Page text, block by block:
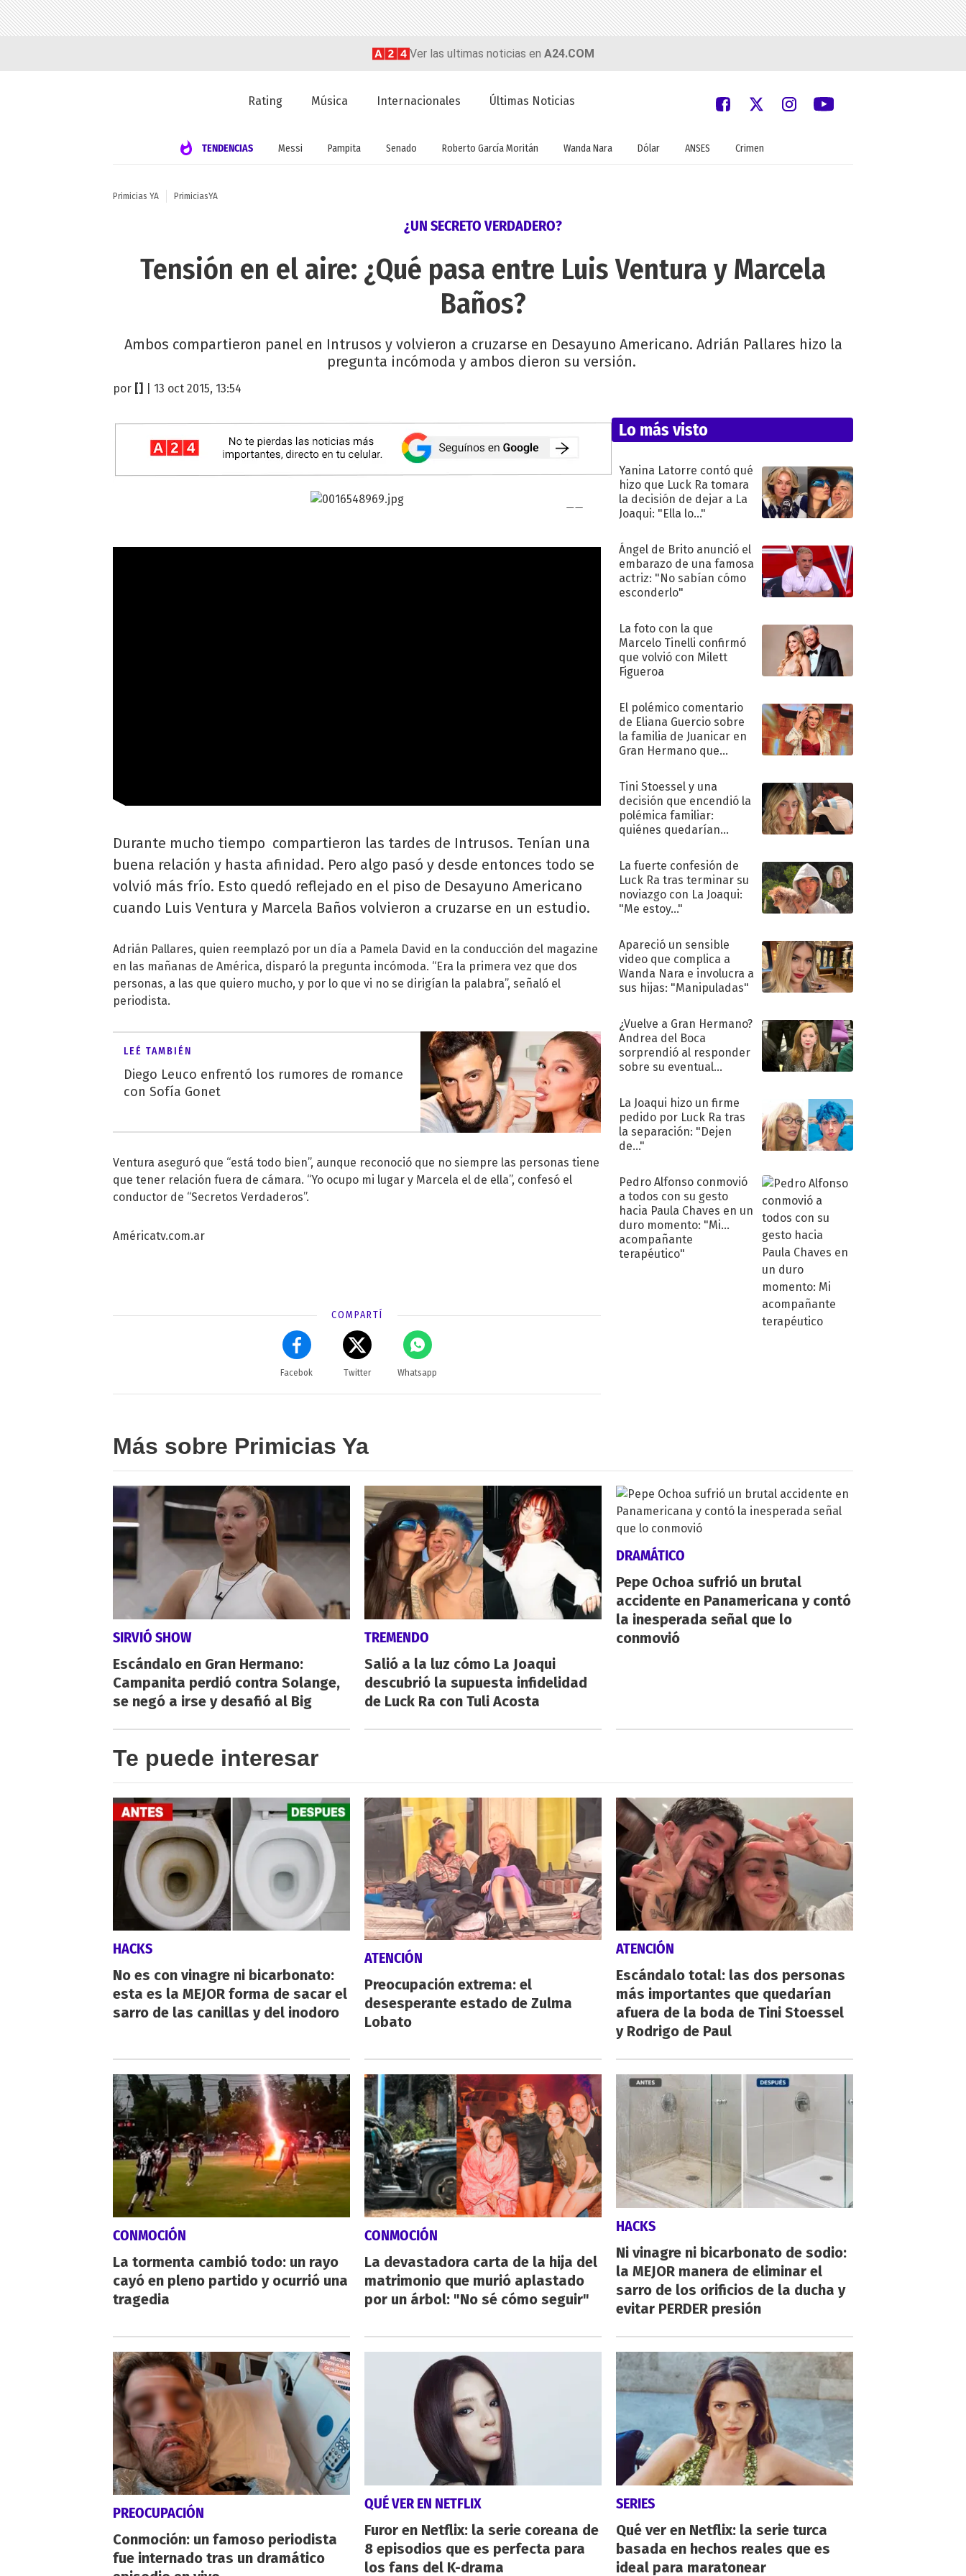
Ver las ultimas noticias en A24.COM
Rating Música Internacionales Últimas Noticias
TENDENCIAS Messi Pampita Senado Roberto García Moritán Wanda Nara Dólar ANSES Crimen
Primicias YA PrimiciasYA
¿UN SECRETO VERDADERO?
Tensión en el aire: ¿Qué pasa entre Luis Ventura y Marcela
Baños?
Ambos compartieron panel en Intrusos y volvieron a cruzarse en Desayuno Americano. Adrián Pallares hizo la
pregunta incómoda y ambos dieron su versión.
por | 13 oct 2015, 13:54
Durante mucho tiempo compartieron las tardes de Intrusos. Tenían una
buena relación y hasta afinidad. Pero algo pasó y desde entonces todo se
volvió más frío. Esto quedó reflejado en el piso de Desayuno Americano
cuando Luis Ventura y Marcela Baños volvieron a cruzarse en un estudio.
Adrián Pallares, quien reemplazó por un día a Pamela David en la conducción del magazine
en las mañanas de América, disparó la pregunta incómoda. “Era la primera vez que dos
personas, a las que quiero mucho, y por lo que vi no se dirigían la palabra”, señaló el
periodista.
LEÉ TAMBIÉN
Diego Leuco enfrentó los rumores de romance
con Sofía Gonet
Ventura aseguró que “está todo bien”, aunque reconoció que no siempre las personas tiene
que tener relación fuera de cámara. “Yo ocupo mi lugar y Marcela el de ella”, confesó el
conductor de “Secretos Verdaderos”.
Américatv.com.ar
COMPARTÍ
Facebok Twitter Whatsapp
Lo más visto
Yanina Latorre contó qué
hizo que Luck Ra tomara
la decisión de dejar a La
Joaqui: "Ella lo..."
Ángel de Brito anunció el
embarazo de una famosa
actriz: "No sabían cómo
esconderlo"
La foto con la que
Marcelo Tinelli confirmó
que volvió con Milett
Figueroa
El polémico comentario
de Eliana Guercio sobre
la familia de Juanicar en
Gran Hermano que
Tini Stoessel y una
decisión que encendió la
polémica familiar:
quiénes quedarían
La fuerte confesión de
Luck Ra tras terminar su
noviazgo con La Joaqui:
"Me estoy..."
Apareció un sensible
video que complica a
Wanda Nara e involucra a
sus hijas: "Manipuladas"
¿Vuelve a Gran Hermano?
Andrea del Boca
sorprendió al responder
sobre su eventual
La Joaqui hizo un firme
pedido por Luck Ra tras
la separación: "Dejen
de..."
Pedro Alfonso conmovió
a todos con su gesto
hacia Paula Chaves en un
duro momento: "Mi
acompañante
terapéutico"
Más sobre Primicias Ya
SIRVIÓ SHOW
Escándalo en Gran Hermano:
Campanita perdió contra Solange,
se negó a irse y desafió al Big
TREMENDO
Salió a la luz cómo La Joaqui
descubrió la supuesta infidelidad
de Luck Ra con Tuli Acosta
DRAMÁTICO
Pepe Ochoa sufrió un brutal
accidente en Panamericana y contó
la inesperada señal que lo
conmovió
Te puede interesar
HACKS
No es con vinagre ni bicarbonato:
esta es la MEJOR forma de sacar el
sarro de las canillas y del inodoro
ATENCIÓN
Preocupación extrema: el
desesperante estado de Zulma
Lobato
ATENCIÓN
Escándalo total: las dos personas
más importantes que quedarían
afuera de la boda de Tini Stoessel
y Rodrigo de Paul
CONMOCIÓN
La tormenta cambió todo: un rayo
cayó en pleno partido y ocurrió una
tragedia
CONMOCIÓN
La devastadora carta de la hija del
matrimonio que murió aplastado
por un árbol: "No sé cómo seguir"
HACKS
Ni vinagre ni bicarbonato de sodio:
la MEJOR manera de eliminar el
sarro de los orificios de la ducha y
evitar PERDER presión
PREOCUPACIÓN
Conmoción: un famoso periodista
fue internado tras un dramático
QUÉ VER EN NETFLIX
Furor en Netflix: la serie coreana de
8 episodios que es perfecta para
los fans del K-drama
SERIES
Qué ver en Netflix: la serie turca
basada en hechos reales que es
ideal para maratonear